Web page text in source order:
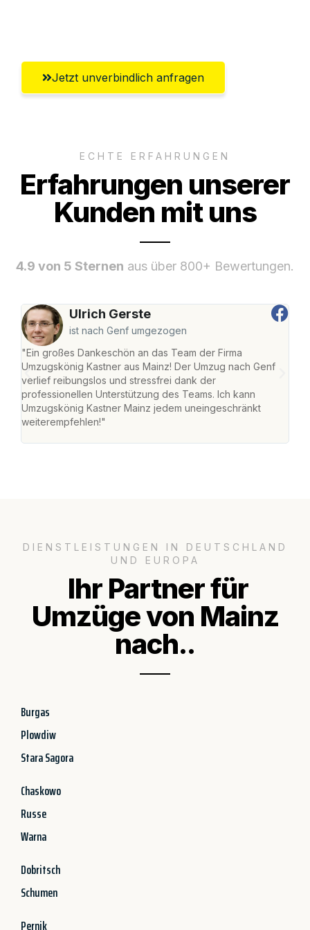
Jetzt unverbindlich anfragen
ECHTE ERFAHRUNGEN
Erfahrungen unserer
Kunden mit uns
4.9 von 5 Sternen aus über 800+ Bewertungen.
Ulrich Gerste
ist nach Genf umgezogen
"Ein großes Dankeschön an das Team der Firma
Umzugskönig Kastner aus Mainz! Der Umzug nach Genf
verlief reibungslos und stressfrei dank der
professionellen Unterstützung des Teams. Ich kann
Umzugskönig Kastner Mainz jedem uneingeschränkt
weiterempfehlen!"
DIENSTLEISTUNGEN IN DEUTSCHLAND
UND EUROPA
Ihr Partner für
Umzüge von Mainz
nach..
Burgas
Plowdiw
Stara Sagora
Chaskowo
Russe
Warna
Dobritsch
Schumen
Pernik